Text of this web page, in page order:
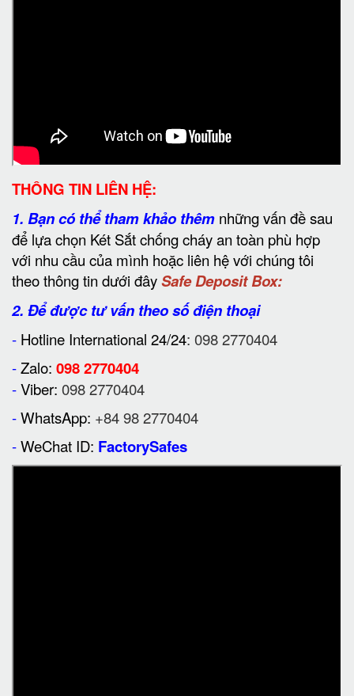
THÔNG TIN LIÊN HỆ:
1. Bạn có thể tham khảo thêm những vấn đề sau
để lựa chọn Két Sắt chống cháy an toàn phù hợp
với nhu cầu của mình hoặc liên hệ với chúng tôi
theo thông tin dưới đâySafe Deposit Box:
2. Để được tư vấn theo số điện thoại
- Hotline International 24/24: 098 2770404
-Zalo: 098 2770404
-Viber: 098 2770404
-WhatsApp: +84 98 2770404
-WeChat ID: FactorySafes